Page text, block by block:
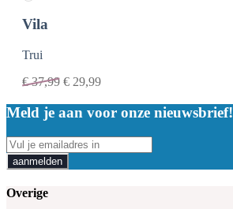
Vila
Trui
€37,99 € 29,99
Meld je aan voor onze nieuwsbrief!
aanmelden
Overige